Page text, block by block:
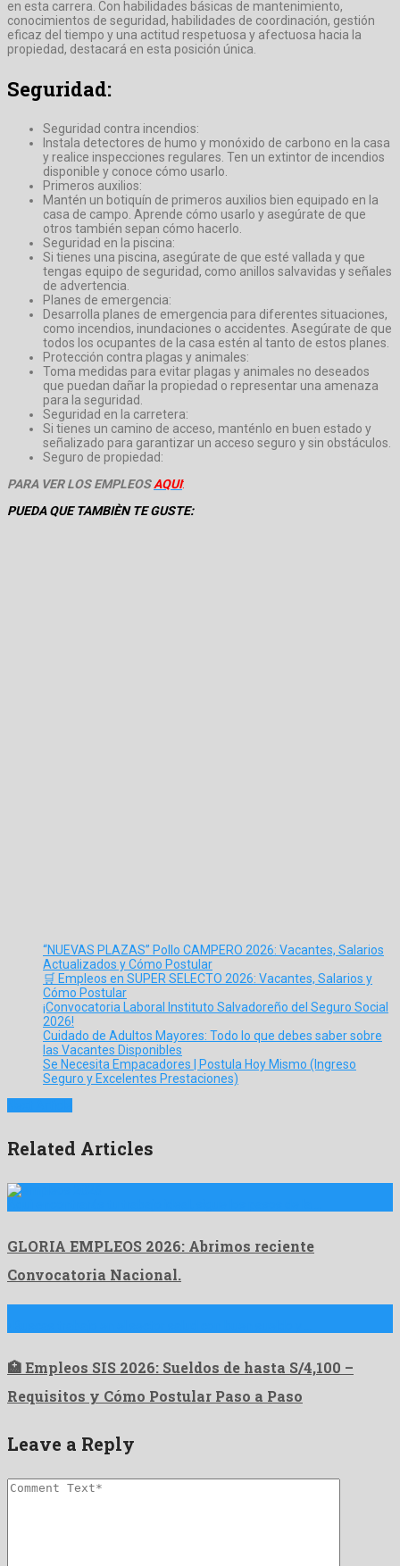
en esta carrera. Con habilidades básicas de mantenimiento,
conocimientos de seguridad, habilidades de coordinación, gestión
eficaz del tiempo y una actitud respetuosa y afectuosa hacia la
propiedad, destacará en esta posición única.
Seguridad:
Seguridad contra incendios:
Instala detectores de humo y monóxido de carbono en la casa
y realice inspecciones regulares. Ten un extintor de incendios
disponible y conoce cómo usarlo.
Primeros auxilios:
Mantén un botiquín de primeros auxilios bien equipado en la
casa de campo. Aprende cómo usarlo y asegúrate de que
otros también sepan cómo hacerlo.
Seguridad en la piscina:
Si tienes una piscina, asegúrate de que esté vallada y que
tengas equipo de seguridad, como anillos salvavidas y señales
de advertencia.
Planes de emergencia:
Desarrolla planes de emergencia para diferentes situaciones,
como incendios, inundaciones o accidentes. Asegúrate de que
todos los ocupantes de la casa estén al tanto de estos planes.
Protección contra plagas y animales:
Toma medidas para evitar plagas y animales no deseados
que puedan dañar la propiedad o representar una amenaza
para la seguridad.
Seguridad en la carretera:
Si tienes un camino de acceso, manténlo en buen estado y
señalizado para garantizar un acceso seguro y sin obstáculos.
Seguro de propiedad:
PARA VER LOS EMPLEOSAQUI:
PUEDA QUE TAMBIÈN TE GUSTE:
“NUEVAS PLAZAS” Pollo CAMPERO 2026: Vacantes, Salarios
Actualizados y Cómo Postular
🛒 Empleos en SUPER SELECTO 2026: Vacantes, Salarios y
Cómo Postular
¡Convocatoria Laboral Instituto Salvadoreño del Seguro Social
2026!
Cuidado de Adultos Mayores: Todo lo que debes saber sobre
las Vacantes Disponibles
Se Necesita Empacadores | Postula Hoy Mismo (Ingreso
Seguro y Excelentes Prestaciones)
Related Articles
GLORIA EMPLEOS 2026: Abrimos reciente
Convocatoria Nacional.
🏥 Empleos SIS 2026: Sueldos de hasta S/4,100 –
Requisitos y Cómo Postular Paso a Paso
Leave a Reply